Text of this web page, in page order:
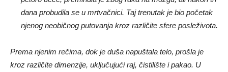
dana probudila se u mrtvačnici. Taj trenutak je bio početak
njenog neobičnog putovanja kroz različite sfere posleživota.
Prema njenim rečima, dok je duša napuštala telo, prošla je
kroz različite dimenzije, uključujući raj, čistilište i pakao. U